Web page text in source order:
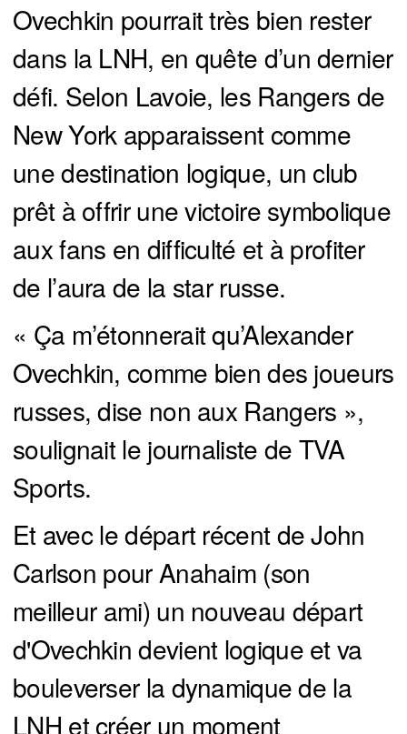
Ovechkin pourrait très bien rester
dans la LNH, en quête d’un dernier
défi. Selon Lavoie, les Rangers de
New York apparaissent comme
une destination logique, un club
prêt à offrir une victoire symbolique
aux fans en difficulté et à profiter
de l’aura de la star russe.
« Ça m’étonnerait qu’Alexander
Ovechkin, comme bien des joueurs
russes, dise non aux Rangers »,
soulignait le journaliste de TVA
Sports.
Et avec le départ récent de John
Carlson pour Anahaim (son
meilleur ami) un nouveau départ
d'Ovechkin devient logique et va
bouleverser la dynamique de la
LNH et créer un moment